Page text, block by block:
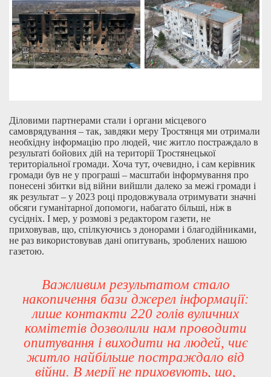
Діловими партнерами стали і органи місцевого
самоврядування – так, завдяки меру Тростянця ми отримали
необхідну інформацію про людей, чиє житло постраждало в
результаті бойових дій на території Тростянецької
територіальної громади. Хоча тут, очевидно, і сам керівник
громади був не у програші – масштаби інформування про
понесені збитки від війни вийшли далеко за межі громади і
як результат – у 2023 році продовжувала отримувати значні
обсяги гуманітарної допомоги, набагато більші, ніж в
сусідніх. І мер, у розмові з редактором газети, не
приховував, що, спілкуючись з донорами і благодійниками,
не раз використовував дані опитувань, зроблених нашою
газетою.
Важливим результатом стало
накопичення бази джерел інформації:
лише контакти 220 голів вуличних
комітетів дозволили нам проводити
опитування і виходити на людей, чиє
житло найбільше постраждало від
війни. В мерії не приховують, що,